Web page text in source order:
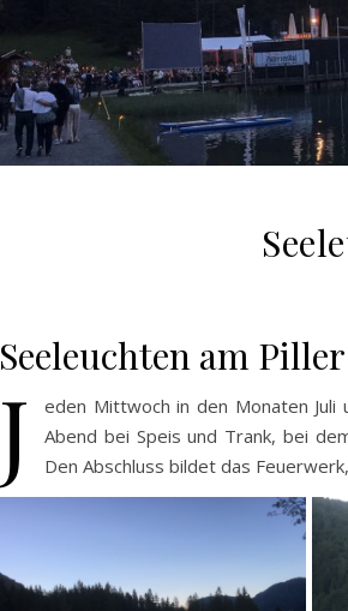
Seeleuchten am
J
eden Mittwoch in den Monaten
Abend bei Speis und Trank, bei
Den Abschluss bildet das